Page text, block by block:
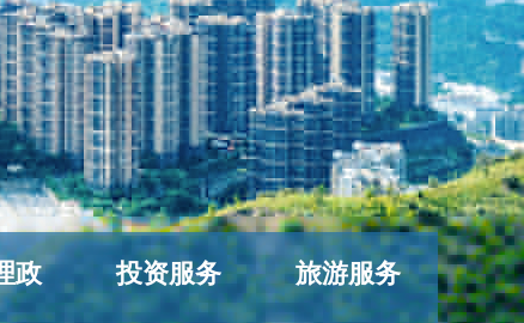
政 投资服务 旅游服务